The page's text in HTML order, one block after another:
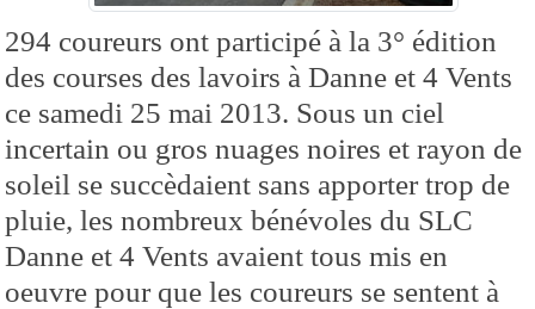
294 coureurs ont participé à la 3° édition
des courses des lavoirs à Danne et 4 Vents
ce samedi 25 mai 2013. Sous un ciel
incertain ou gros nuages noires et rayon de
soleil se succèdaient sans apporter trop de
pluie, les nombreux bénévoles du SLC
Danne et 4 Vents avaient tous mis en
oeuvre pour que les coureurs se sentent à